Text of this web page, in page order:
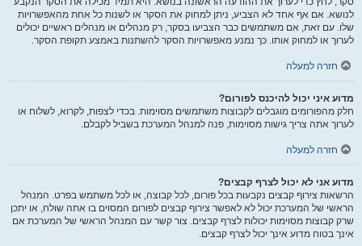
לנושא. אם אף אחד לא הצביע, ניתן למחוק את הסקר או לשנות כל אחת מהאפשרויות
שלו. עם זאת, אם משתמשים כבר הצביעו בסקר, רק מנהלים או מנהלים ראשיים יכולים
לערוך או למחוק אותו. כך נמנע מאפשרויות הסקר להשתנות באמצע תקופת הסקר.
חזרה למעלה
מדוע איני יכול להיכנס לפורום?
חלק מהפורומים מוגבלים לקבוצות משתמשים מסוימות. בכדי לצפות, לקרוא, לשלוח או
לערוך אתה צריך גישות מסוימות, פנה למנהל המערכת בשביל לקבלם.
חזרה למעלה
מדוע אני לא יכול לצרף קבצים?
הרשאות צירוף קבצים נקבעות בכל פורום, לכל קבוצה, או לכל משתמש בפרט. המנהל
הראשי של המערכת יכול לא לאפשר צירוף קבצים לפורום המסוים בו אתה שולח, או יתכן
שרק קבוצות מסוימות יכולות לצרף קבצים. צור קשר עם המנהל הראשי של המערכת אם
אינך בטוח מדוע אינך יכול לצרף קבצים.